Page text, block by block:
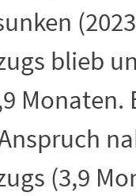
blieb
Monaten.
(3,9